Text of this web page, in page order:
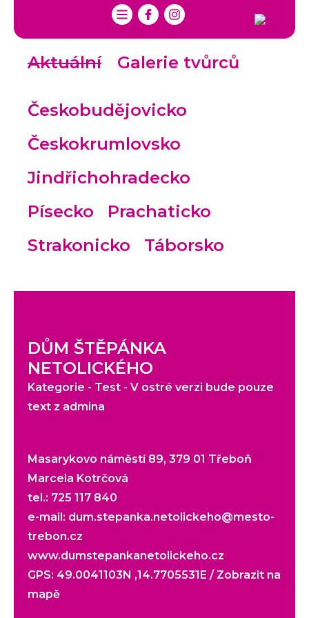
Aktuální Galerie tvůrců
Českobudějovicko
Českokrumlovsko
Jindřichohradecko
Písecko
Prachaticko
Strakonicko
Táborsko
DŮM ŠTĚPÁNKA
NETOLICKÉHO
Kategorie - Test - V ostré verzi bude pouze
text z admina
Masarykovo náměstí 89, 379 01 Třeboň
Marcela Kotrčová
tel.: 725 117 840
e-mail: dum.stepanka.netolickeho@mesto-
trebon.cz
www.dumstepankanetolickeho.cz
GPS: 49.0041103N ,14.7705531E / Zobrazit na
mapě